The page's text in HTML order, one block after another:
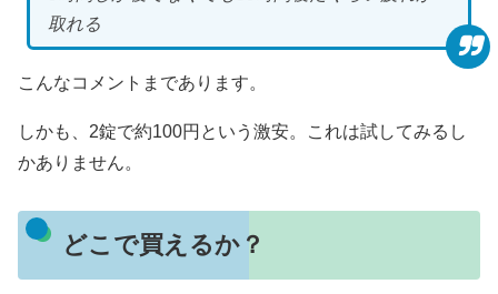
取れる
こんなコメントまであります。
しかも、2錠で約100円という激安。これは試してみるし
かありません。
どこで買えるか？